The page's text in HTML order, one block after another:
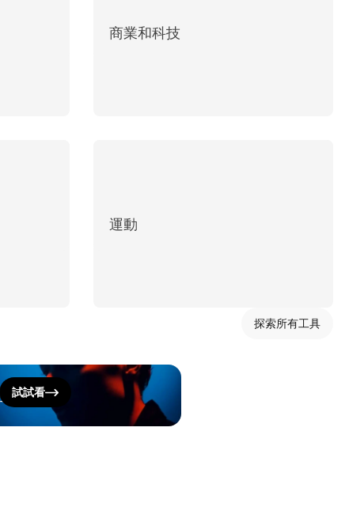
商業和科技
運動
探索所有工具
生成旁白
試試看